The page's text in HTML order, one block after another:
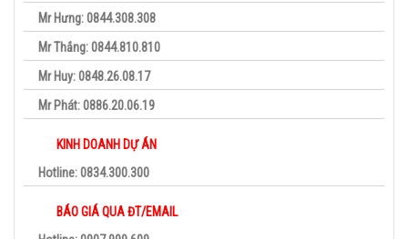
Mr Hưng: 0844.308.308
Mr Thắng: 0844.810.810
Mr Huy: 0848.26.08.17
Mr Phát: 0886.20.06.19
KINH DOANH DỰ ÁN
Hotline: 0834.300.300
BÁO GIÁ QUA ĐT/EMAIL